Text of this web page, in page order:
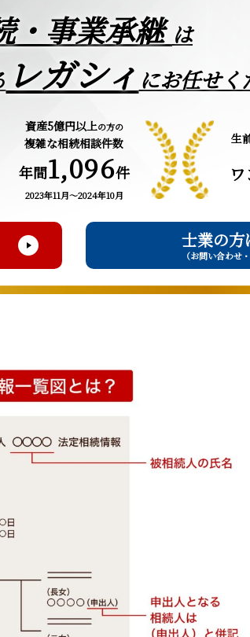
・事業承継 は
レガシィ にお任せく
資産5億円以上の方の
複雑な相続相談件数
年間1,096件
2023年11月～2024年10月
生
士業の方
（お問い合わせ